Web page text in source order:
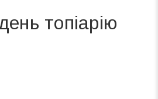
топіарію